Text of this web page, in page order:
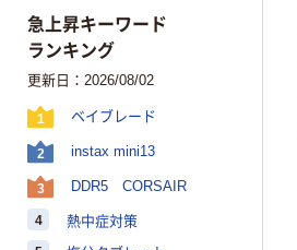
急上昇キーワード
ランキング
更新日：2026/08/02
1 ベイブレード
2 instax mini13
3 DDR5 CORSAIR
4 熱中症対策